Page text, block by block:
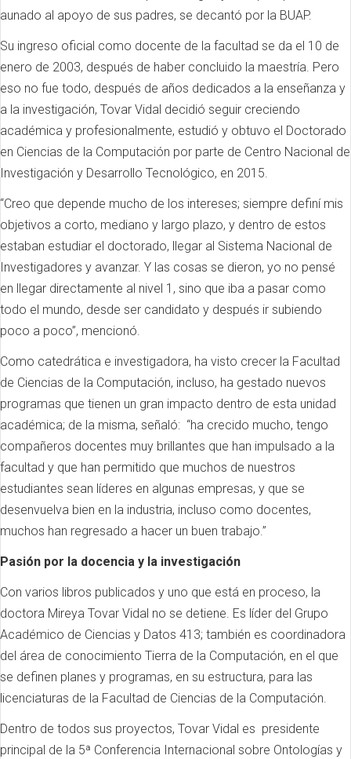
aunado al apoyo de sus padres, se decantó por la BUAP.
Su ingreso oficial como docente de la facultad se da el 10 de
enero de 2003, después de haber concluido la maestría. Pero
eso no fue todo, después de años dedicados a la enseñanza y
a la investigación, Tovar Vidal decidió seguir creciendo
académica y profesionalmente, estudió y obtuvo el Doctorado
en Ciencias de la Computación por parte de Centro Nacional de
Investigación y Desarrollo Tecnológico, en 2015.
“Creo que depende mucho de los intereses; siempre definí mis
objetivos a corto, mediano y largo plazo, y dentro de estos
estaban estudiar el doctorado, llegar al Sistema Nacional de
Investigadores y avanzar. Y las cosas se dieron, yo no pensé
en llegar directamente al nivel 1, sino que iba a pasar como
todo el mundo, desde ser candidato y después ir subiendo
poco a poco”, mencionó.
Como catedrática e investigadora, ha visto crecer la Facultad
de Ciencias de la Computación, incluso, ha gestado nuevos
programas que tienen un gran impacto dentro de esta unidad
académica; de la misma, señaló: “ha crecido mucho, tengo
compañeros docentes muy brillantes que han impulsado a la
facultad y que han permitido que muchos de nuestros
estudiantes sean líderes en algunas empresas, y que se
desenvuelva bien en la industria, incluso como docentes,
muchos han regresado a hacer un buen trabajo.”
Pasión por la docencia y la investigación
Con varios libros publicados y uno que está en proceso, la
doctora Mireya Tovar Vidal no se detiene. Es líder del Grupo
Académico de Ciencias y Datos 413; también es coordinadora
del área de conocimiento Tierra de la Computación, en el que
se definen planes y programas, en su estructura, para las
licenciaturas de la Facultad de Ciencias de la Computación.
Dentro de todos sus proyectos, Tovar Vidal es presidente
principal de la 5ª Conferencia Internacional sobre Ontologías y